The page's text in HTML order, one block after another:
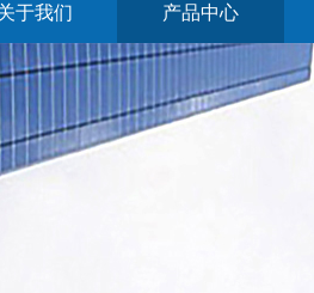
于我们 产品中心